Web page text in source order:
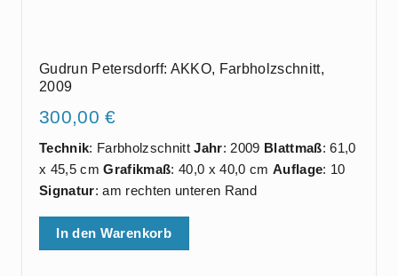
Gudrun Petersdorff: AKKO, Farbholzschnitt,
2009
300,00€
Technik: FarbholzschnittJahr: 2009 Blattmaß: 61,0
x 45,5 cmGrafikmaß: 40,0 x 40,0 cmAuflage: 10
Signatur: am rechten unteren Rand
In den Warenkorb